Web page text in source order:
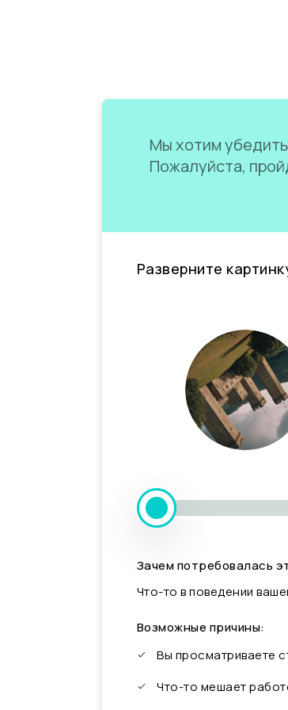
Мы хотим
Пожалуйста,
Разверните
Зачем потребовалась
Что-то в поведении
Возможные причины:
Вы просматриваете
Что-то мешает